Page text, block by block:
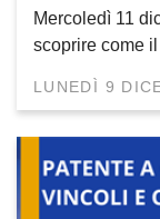
Mercoledì 11
scoprire come
LUNEDÌ 9